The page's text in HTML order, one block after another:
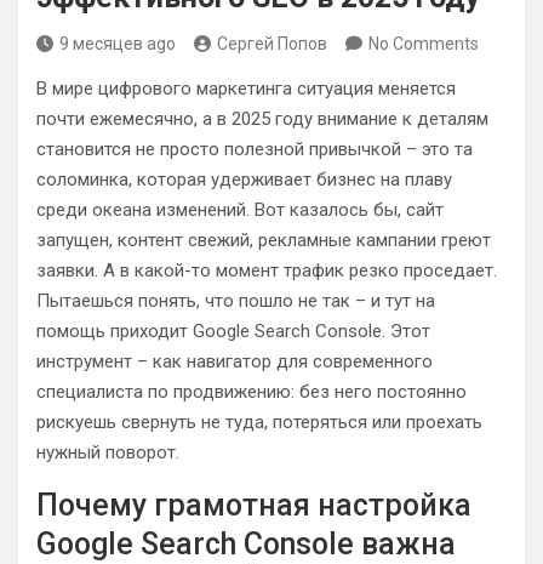
9 месяцев ago Сергей Попов No Comments
В мире цифрового маркетинга ситуация меняется
почти ежемесячно, а в 2025 году внимание к деталям
становится не просто полезной привычкой – это та
соломинка, которая удерживает бизнес на плаву
среди океана изменений. Вот казалось бы, сайт
запущен, контент свежий, рекламные кампании греют
заявки. А в какой-то момент трафик резко проседает.
Пытаешься понять, что пошло не так – и тут на
помощь приходит Google Search Console. Этот
инструмент – как навигатор для современного
специалиста по продвижению: без него постоянно
рискуешь свернуть не туда, потеряться или проехать
нужный поворот.
Почему грамотная настройка
Google Search Console важна